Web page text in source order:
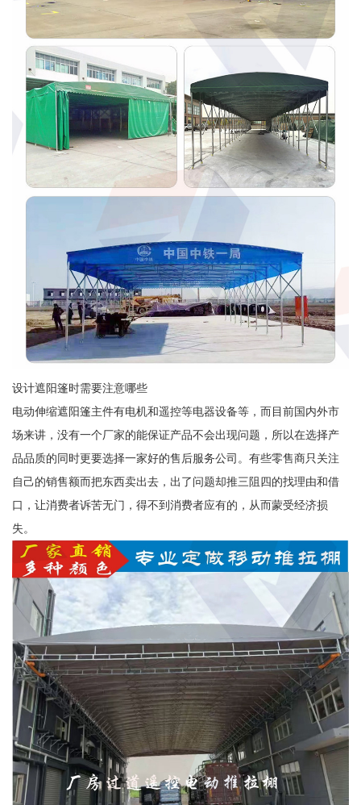
设计遮阳篷时需要注意哪些
电动伸缩遮阳篷主件有电机和遥控等电器设备等，而目前国内外市
场来讲，没有一个厂家的能保证产品不会出现问题，所以在选择产
品品质的同时更要选择一家好的售后服务公司。有些零售商只关注
自己的销售额而把东西卖出去，出了问题却推三阻四的找理由和借
口，让消费者诉苦无门，得不到消费者应有的，从而蒙受经济损
失。